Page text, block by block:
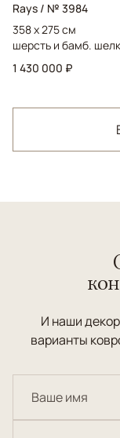
Rays / № 3984
358 x 275 см
шерсть и бамб. шелк
1 430 000 ₽
И наши
варианты